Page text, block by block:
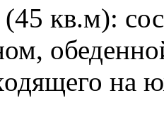
(45 кв.м):
на